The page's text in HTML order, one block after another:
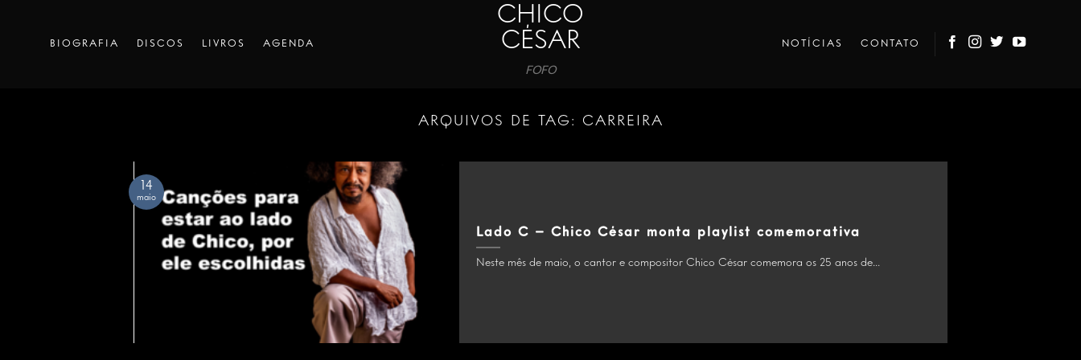
CHICO
CÉSAR
FOFO
BIOGRAFIA DISCOS LIVROS AGENDA NOTÍCIAS CONTATO
ARQUIVOS DE TAG: CARREIRA
Lado C – Chico César monta playlist comemorativa
Neste mês de maio, o cantor e compositor Chico César comemora os 25 anos de...
14
maio